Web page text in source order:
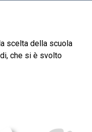
scelta della scuola
che si è svolto